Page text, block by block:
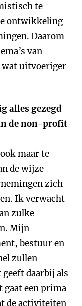
te
ontwikkeling
Daarom
van
wat uitvoeriger
alles gezegd
de non-profit
maar te
de wijze
zich
Ik verwacht
zulke
Mijn
bestuur en
zullen
daarbij als
gaat een prima
de activiteiten